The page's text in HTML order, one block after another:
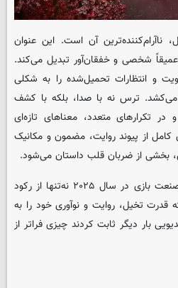
ناآرام‌کننده‌ترین آن است. این عنوان
شخصی و خفقان‌آور تبدیل می‌کند.
و انتظارات تحمیل‌شده را به شکلی
می‌کشد. ترس نه با صدا، بلکه با کشف
تکرارهای متعدد، معناهای تازه‌ای
کامل از پیوند روایت، مضمون و مکانیک
بخشی از ضربان قلب داستان می‌شود.
این فهرست نشان می‌دهد که صنعت بازی در سال ۲۰۲۵ نه‌تنها از رکود
قدرت تخیل، روایت و نوآوری خود را به
بار دیگر ثابت کردند چیزی فراتر از